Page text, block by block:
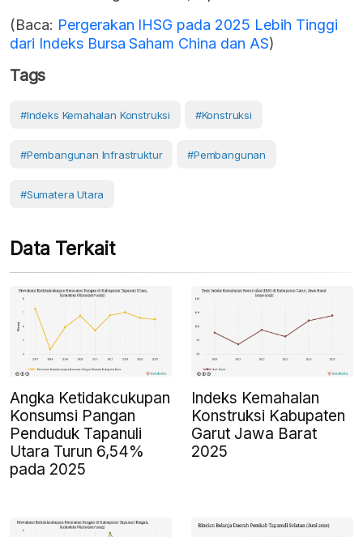
(Baca: Pergerakan IHSG pada 2025 Lebih Tinggi
dari Indeks Bursa Saham China dan AS)
Tags
#Indeks Kemahalan Konstruksi #Konstruksi
#Pembangunan Infrastruktur #pembangunan
#Sumatera Utara
Data Terkait
Angka Ketidakcukupan
Konsumsi Pangan
Penduduk Tapanuli
Utara Turun 6,54%
pada 2025
Indeks Kemahalan
Konstruksi Kabupaten
Garut Jawa Barat
2025